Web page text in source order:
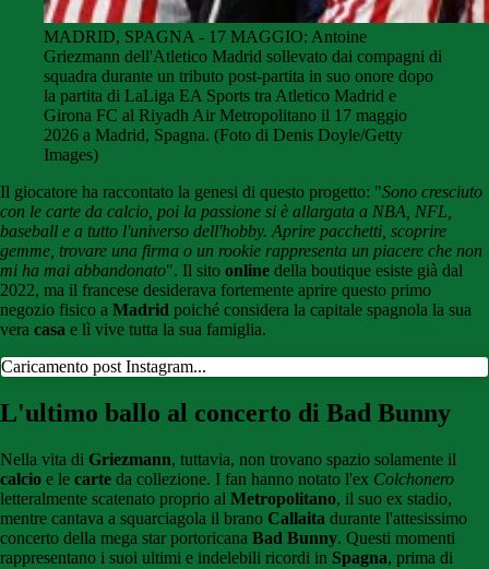
MADRID, SPAGNA - 17 MAGGIO: Antoine
Griezmann dell'Atletico Madrid sollevato dai compagni di
squadra durante un tributo post-partita in suo onore dopo
la partita di LaLiga EA Sports tra Atletico Madrid e
Girona FC al Riyadh Air Metropolitano il 17 maggio
2026 a Madrid, Spagna. (Foto di Denis Doyle/Getty
Images)
Il giocatore ha raccontato la genesi di questo progetto: "Sono cresciuto
con le carte da calcio, poi la passione si è allargata a NBA, NFL,
baseball e a tutto l'universo dell'hobby. Aprire pacchetti, scoprire
gemme, trovare una firma o un rookie rappresenta un piacere che non
mi ha mai abbandonato". Il sito online della boutique esiste già dal
2022, ma il francese desiderava fortemente aprire questo primo
negozio fisico a Madrid poiché considera la capitale spagnola la sua
vera casa e lì vive tutta la sua famiglia.
Caricamento post Instagram...
L'ultimo ballo al concerto di Bad Bunny
Nella vita di Griezmann, tuttavia, non trovano spazio solamente il
calcio e le carte da collezione. I fan hanno notato l'ex Colchonero
letteralmente scatenato proprio al Metropolitano, il suo ex stadio,
mentre cantava a squarciagola il brano Callaita durante l'attesissimo
concerto della mega star portoricana Bad Bunny. Questi momenti
rappresentano i suoi ultimi e indelebili ricordi in Spagna, prima di